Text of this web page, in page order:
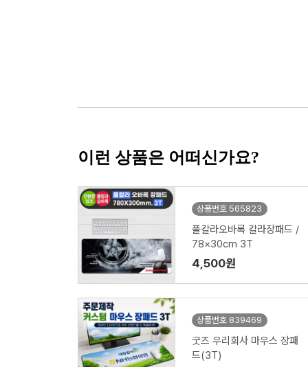
이런 상품은 어떠신가요?
상품번호 565823
풀칼라오바록 칼라장패드 /
78×30cm 3T
4,500원
상품번호 839469
굿즈 우리회사 마우스 장패
드(3T)